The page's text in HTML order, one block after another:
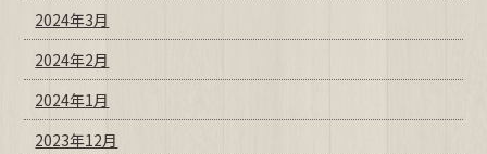
2024年3月
2024年2月
2024年1月
2023年12月